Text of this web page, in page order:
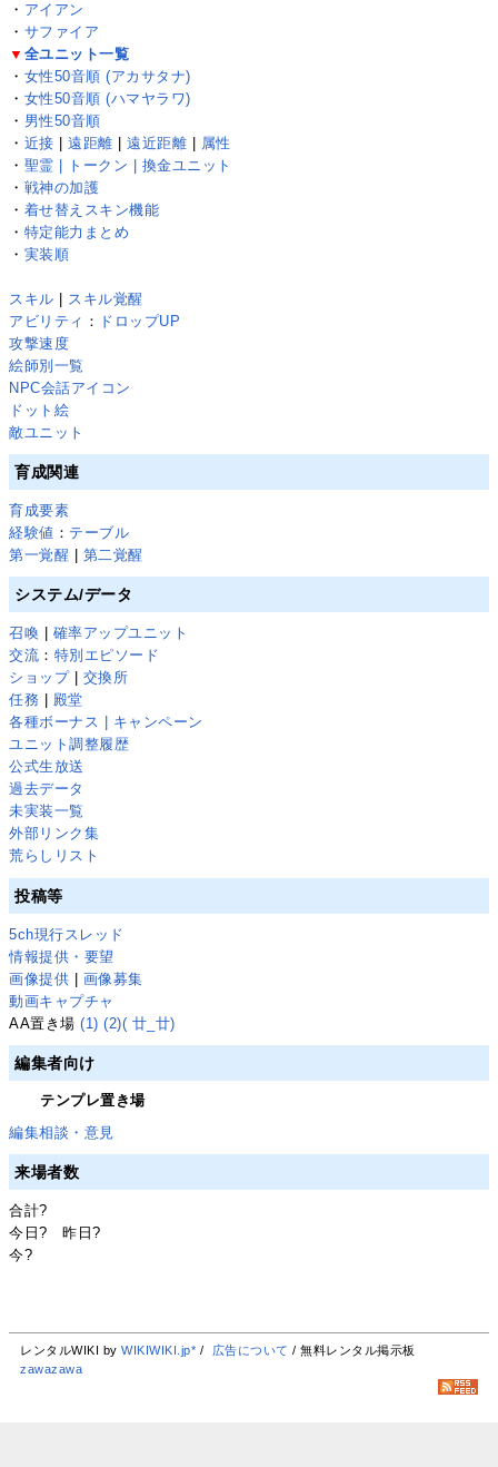
・ アイアン
・ サファイア
▼ 全ユニット一覧
・ 女性50音順 (アカサタナ)
・ 女性50音順 (ハマヤラワ)
・ 男性50音順
・ 近接 |遠距離 |遠近距離
属性
・ 聖霊 | トークン | 換金ユニット
・ 戦神の加護
・ 着せ替えスキン機能
・ 特定能力まとめ
・ 実装順
スキル
スキル覚醒
アビリティ ： ドロップUP
攻撃速度
絵師別一覧
NPC会話アイコン
ドット絵
敵ユニット
育成関連
育成要素
経験値 ： テーブル
第一覚醒
第二覚醒
システム/データ
召喚
確率アップユニット
交流 ： 特別エピソード
ショップ| 交換所
任務
殿堂
各種ボーナス | キャンペーン
ユニット調整履歴
公式生放送
過去データ
未実装一覧
外部リンク集
荒らしリスト
投稿等
5ch現行スレッド
情報提供・要望
画像提供 | 画像募集
動画キャプチャ
AA置き場(1) (2)( 廿_廿)
編集者向け
テンプレ置き場
編集相談・意見
来場者数
合計?
今日? 昨日?
今?
レンタルWIKI byWIKIWIKI.jp* / 広告について / 無料レンタル掲示板
zawazawa